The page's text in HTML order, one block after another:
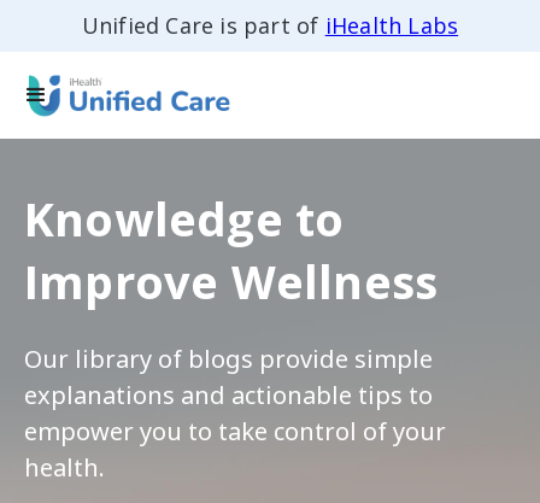
Unified Care is part of iHealth Labs
Knowledge to
Improve Wellness
Our library of blogs provide simple
explanations and actionable tips to
empower you to take control of your
health.